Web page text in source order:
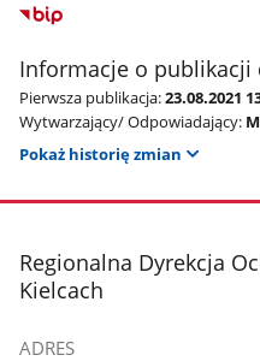
Informacje o publikacji
Pierwsza publikacja:23.08.2021
Wytwarzający/ Odpowiadający:
Pokaż historię zmian
stopka
Regionalna Dyrekcja
Kielcach
ADRES